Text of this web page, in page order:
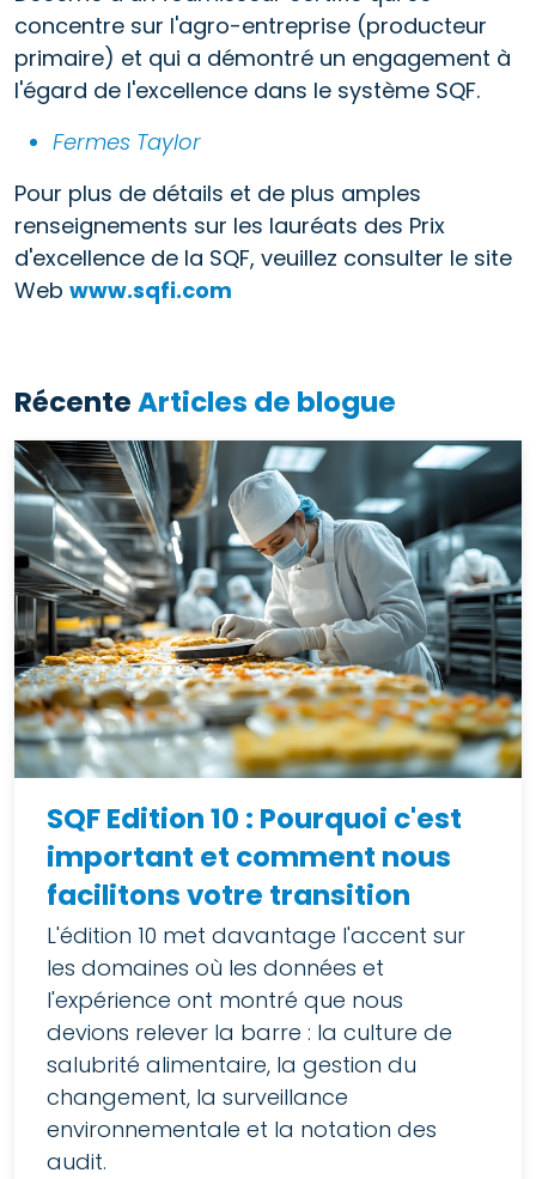
concentre sur l'agro-entreprise (producteur
primaire) et qui a démontré un engagement à
l'égard de l'excellence dans le système SQF.
Fermes Taylor
Pour plus de détails et de plus amples
renseignements sur les lauréats des Prix
d'excellence de la SQF, veuillez consulter le site
Web www.sqfi.com
RécenteArticles de blogue
SQF Edition 10 : Pourquoi c'est
important et comment nous
facilitons votre transition
L'édition 10 met davantage l'accent sur
les domaines où les données et
l'expérience ont montré que nous
devions relever la barre : la culture de
salubrité alimentaire, la gestion du
changement, la surveillance
environnementale et la notation des
audit.